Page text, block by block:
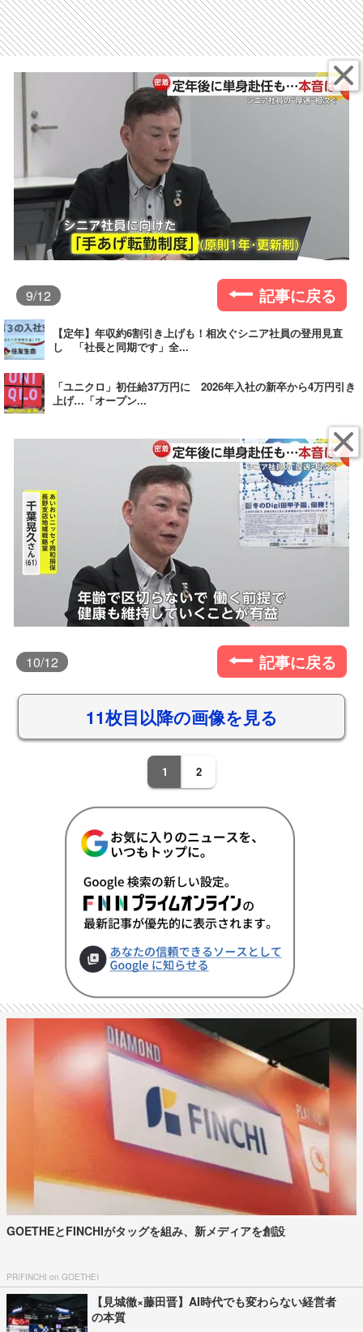
9/12 記事に戻る
【定年】年収約6割引き上げも！相次ぐシニア社員の登用見直
し 「社長と同期です」全...
「ユニクロ」初任給37万円に 2026年入社の新卒から4万円引き
上げ…「オープン...
10/12 記事に戻る
11枚目以降の画像を見る
1 2
GOETHEとFINCHIがタッグを組み、新メディアを創設
PR(FINCHI on GOETHE)
【見城徹×藤田晋】AI時代でも変わらない経営者
の本質